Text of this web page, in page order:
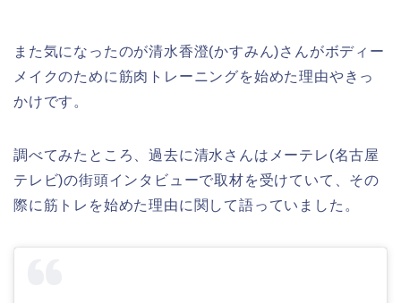
また気になったのが清水香澄(かすみん)さんがボディー
メイクのために筋肉トレーニングを始めた理由やきっ
かけです。
調べてみたところ、過去に清水さんはメーテレ(名古屋
テレビ)の街頭インタビューで取材を受けていて、その
際に筋トレを始めた理由に関して語っていました。